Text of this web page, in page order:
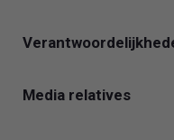
Media relatives